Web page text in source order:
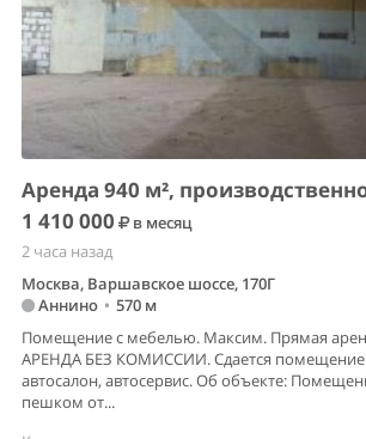
Аренда 940 м²,
1 410 000
в месяц
2 часа назад
Москва, Варшавское шоссе, 170Г
Аннино • 570 м
Помещение с мебелью. Максим. Прямая
АРЕНДА БЕЗ КОМИССИИ. Сдается помещение
автосалон, автосервис. Об объекте:
пешкoм oт...